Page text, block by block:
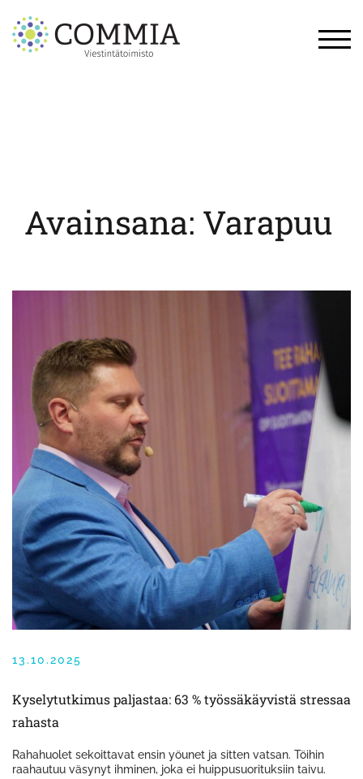
content
Avainsana: Varapuu
13.10.2025
Kyselytutkimus paljastaa: 63 % työssäkäyvistä stressaa
rahasta
Rahahuolet sekoittavat ensin yöunet ja sitten vatsan. Töihin
raahautuu väsynyt ihminen, joka ei huippusuorituksiin taivu.